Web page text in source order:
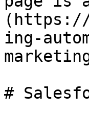
(https://
ing-
#